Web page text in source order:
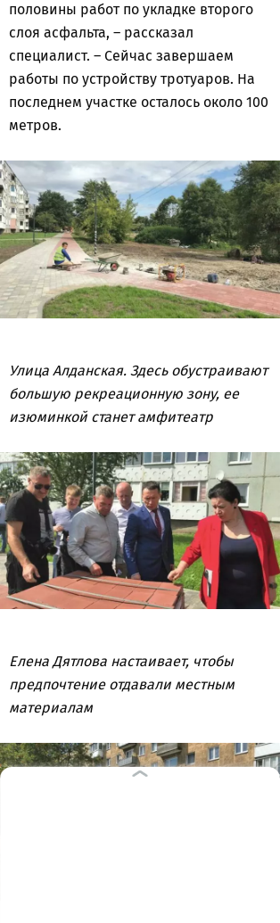
половины работ по укладке второго
слоя асфальта, – рассказал
специалист. – Сейчас завершаем
работы по устройству тротуаров. На
последнем участке осталось около 100
метров.
Улица Алданская. Здесь обустраивают
большую рекреационную зону, ее
изюминкой станет амфитеатр
Елена Дятлова настаивает, чтобы
предпочтение отдавали местным
материалам